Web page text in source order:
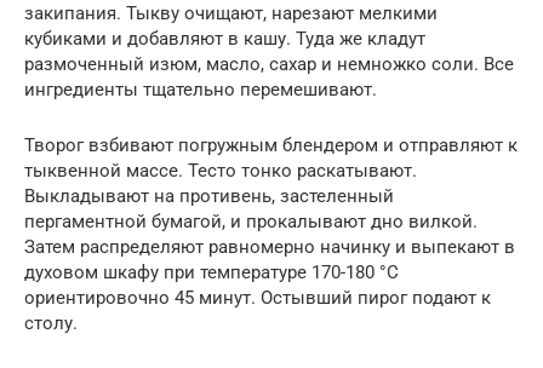
закипания. Тыкву очищают, нарезают мелкими
кубиками и добавляют в кашу. Туда же кладут
размоченный изюм, масло, сахар и немножко соли. Все
ингредиенты тщательно перемешивают.
Творог взбивают погружным блендером и отправляют к
тыквенной массе. Тесто тонко раскатывают.
Выкладывают на противень, застеленный
пергаментной бумагой, и прокалывают дно вилкой.
Затем распределяют равномерно начинку и выпекают в
духовом шкафу при температуре 170-180 °C
ориентировочно 45 минут. Остывший пирог подают к
столу.